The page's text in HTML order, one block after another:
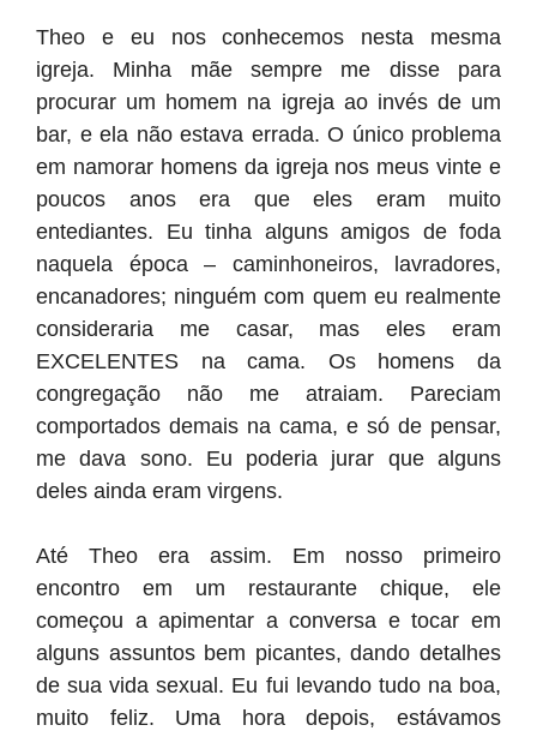
Theo e eu nos conhecemos nesta mesma
igreja. Minha mãe sempre me disse para
procurar um homem na igreja ao invés de um
bar, e ela não estava errada. O único problema
em namorar homens da igreja nos meus vinte e
poucos anos era que eles eram muito
entediantes. Eu tinha alguns amigos de foda
naquela época – caminhoneiros, lavradores,
encanadores; ninguém com quem eu realmente
consideraria me casar, mas eles eram
EXCELENTES na cama. Os homens da
congregação não me atraiam. Pareciam
comportados demais na cama, e só de pensar,
me dava sono. Eu poderia jurar que alguns
deles ainda eram virgens.
Até Theo era assim. Em nosso primeiro
encontro em um restaurante chique, ele
começou a apimentar a conversa e tocar em
alguns assuntos bem picantes, dando detalhes
de sua vida sexual. Eu fui levando tudo na boa,
muito feliz. Uma hora depois, estávamos